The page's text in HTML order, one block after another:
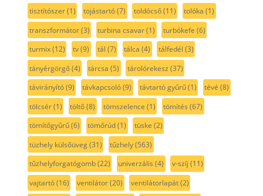
tisztítószer(1) tojástartó(7) toldócső(11) tolóka (1)
transzformátor(3) turbina csavar(1) turbókefe (6)
turmix(12) tv(9) tál (7) tálca (4) tálfedél (3)
tányérgörgő(4) tárcsa (5) tárolórekesz (37)
távirányító(9) távkapcsoló(9) távtartó gyűrű(1) tévé (8)
tölcsér(1) töltő(8) tömszelence (1) tömítés (67)
tömítőgyűrű(6) tömőrúd(1) tüske (2)
tüzhely külsőüveg(31) tűzhely(563)
tűzhelyforgatógomb(22) univerzális (4) v-szíj (11)
vajtartó(16) ventilátor(20) ventilátorlapát(2)